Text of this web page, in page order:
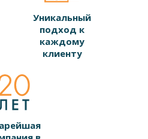
Уникальный
подход к
каждому
клиенту